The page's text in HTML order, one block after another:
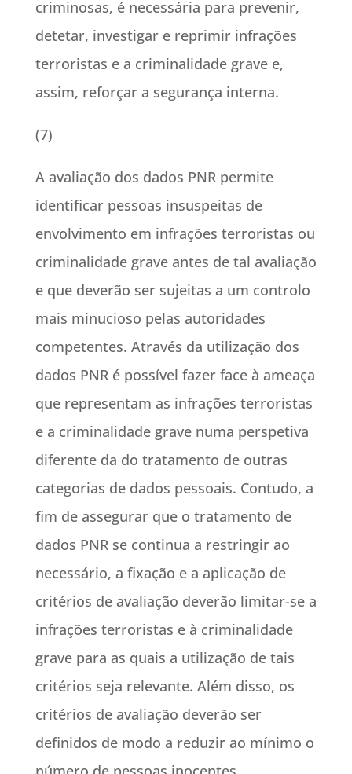
criminosas, é necessária para prevenir,
detetar, investigar e reprimir infrações
terroristas e a criminalidade grave e,
assim, reforçar a segurança interna.
(7)
A avaliação dos dados PNR permite
identificar pessoas insuspeitas de
envolvimento em infrações terroristas ou
criminalidade grave antes de tal avaliação
e que deverão ser sujeitas a um controlo
mais minucioso pelas autoridades
competentes. Através da utilização dos
dados PNR é possível fazer face à ameaça
que representam as infrações terroristas
e a criminalidade grave numa perspetiva
diferente da do tratamento de outras
categorias de dados pessoais. Contudo, a
fim de assegurar que o tratamento de
dados PNR se continua a restringir ao
necessário, a fixação e a aplicação de
critérios de avaliação deverão limitar-se a
infrações terroristas e à criminalidade
grave para as quais a utilização de tais
critérios seja relevante. Além disso, os
critérios de avaliação deverão ser
definidos de modo a reduzir ao mínimo o